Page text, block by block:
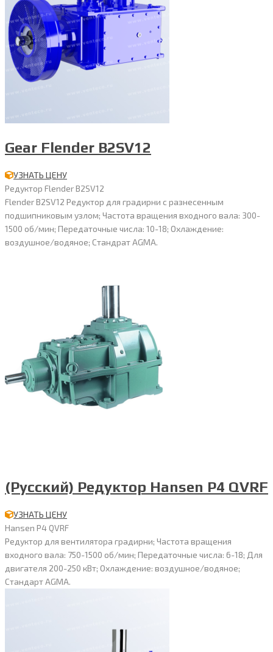
Gear Flender B2SV12
УЗНАТЬ ЦЕНУ
Редуктор Flender B2SV12
Flender B2SV12 Редуктор для градирни с разнесенным
подшипниковым узлом; Частота вращения входного вала: 300-
1500 об/мин; Передаточные числа: 10-18; Охлаждение:
воздушное/водяное; Стандрат AGMA.
(Русский) Редуктор Hansen P4 QVRF
УЗНАТЬ ЦЕНУ
Hansen P4 QVRF
Редуктор для вентилятора градирни; Частота вращения
входного вала: 750-1500 об/мин; Передаточные числа: 6-18; Для
двигателя 200-250 кВт; Охлаждение: воздушное/водяное;
Стандарт AGMA.